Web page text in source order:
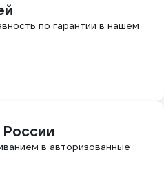
по гарантии в нашем
в авторизованные